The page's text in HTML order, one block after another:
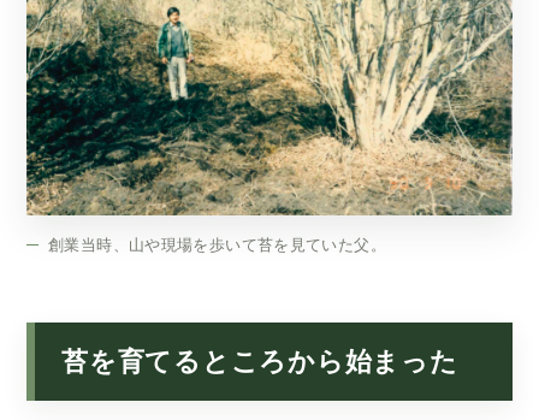
創業当時、山や現場を歩いて苔を見ていた父。
苔を育てるところから始まった